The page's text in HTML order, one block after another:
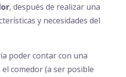
, después de realizar una
y necesidades del
poder contar con una
el comedor (a ser posible